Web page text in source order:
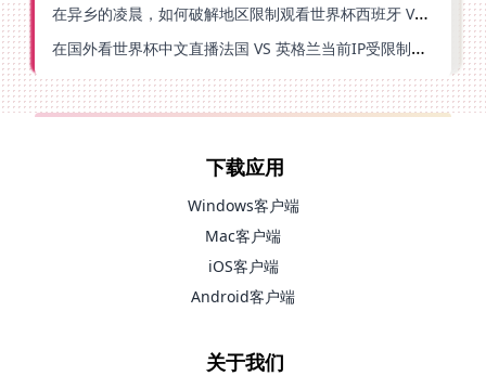
在异乡的凌晨，如何破解地区限制观看世界杯西班牙 VS 阿根廷？
在国外看世界杯中文直播法国 VS 英格兰当前IP受限制？这篇指南帮你解决所有问题
下载应用
Windows客户端
Mac客户端
iOS客户端
Android客户端
关于我们